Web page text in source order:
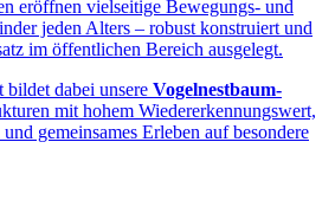
eröffnen vielseitige Bewegungs- und
jeden Alters – robust konstruiert und
im öffentlichen Bereich ausgelegt.
dabei unsere Vogelnestbaum-
mit hohem Wiedererkennungswert,
gemeinsames Erleben auf besondere